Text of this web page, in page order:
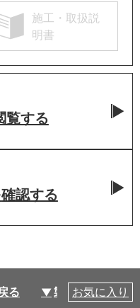
施工・取扱説
明書
覧する
確認する
る 製品仕様
お気に入り